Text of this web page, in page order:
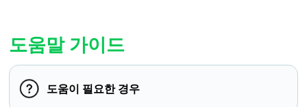
도움말 가이드
도움이 필요한 경우